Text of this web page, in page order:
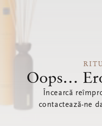
Oops…
Încearcă
contactează-ne